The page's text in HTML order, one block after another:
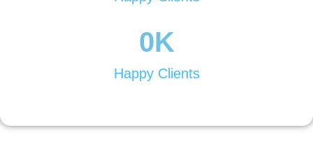
Happy Clients
0K